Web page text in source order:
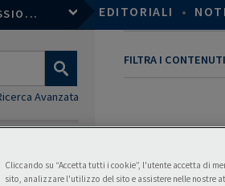
EDITORIALI •
FILTRA I
Avanzata
Cliccando su “Accetta tutti i cookie”, l'utente accetta di
sito, analizzare l'utilizzo del sito e assistere nelle nostre